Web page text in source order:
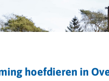
hoefdieren in